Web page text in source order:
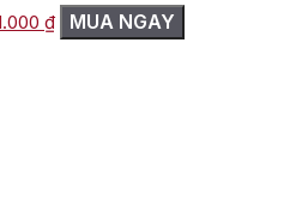
₫Giá
hiện
MUA NGAY